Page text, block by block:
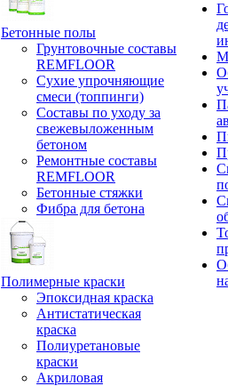
Бетонные полы
Грунтовочные составы
REMFLOOR
Сухие упрочняющие
смеси (топпинги)
Составы по уходу за
свежевыложенным
бетоном
Ремонтные составы
REMFLOOR
Бетонные стяжки
Фибра для бетона
Полимерные краски
Эпоксидная краска
Антистатическая
краска
Полиуретановые
краски
Акриловая